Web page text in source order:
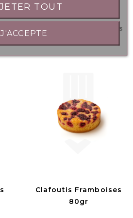
Mini Clafoutis Cerises
Clafoutis Framboises
80gr
TOUT
J'ACCEPTE